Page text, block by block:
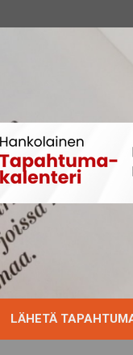
LÄHETÄ